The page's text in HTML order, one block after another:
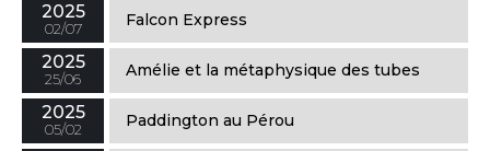
2025
02/07 Falcon Express
2025
25/06 Amélie et la métaphysique des tubes
2025
05/02 Paddington au Pérou